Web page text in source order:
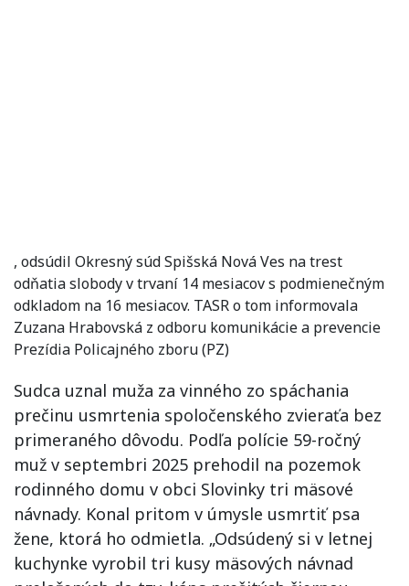
, odsúdil Okresný súd Spišská Nová Ves na trest
odňatia slobody v trvaní 14 mesiacov s podmienečným
odkladom na 16 mesiacov. TASR o tom informovala
Zuzana Hrabovská z odboru komunikácie a prevencie
Prezídia Policajného zboru (PZ)
Sudca uznal muža za vinného zo spáchania
prečinu usmrtenia spoločenského zvieraťa bez
primeraného dôvodu. Podľa polície 59-ročný
muž v septembri 2025 prehodil na pozemok
rodinného domu v obci Slovinky tri mäsové
návnady. Konal pritom v úmysle usmrtiť psa
žene, ktorá ho odmietla. „Odsúdený si v letnej
kuchynke vyrobil tri kusy mäsových návnad